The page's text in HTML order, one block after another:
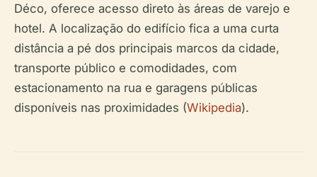
Déco, oferece acesso direto às áreas de varejo e
hotel. A localização do edifício fica a uma curta
distância a pé dos principais marcos da cidade,
transporte público e comodidades, com
estacionamento na rua e garagens públicas
disponíveis nas proximidades (Wikipedia).